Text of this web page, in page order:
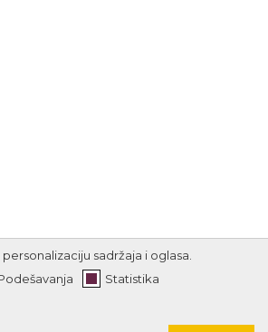
sadržaja i oglasa.
Statistika